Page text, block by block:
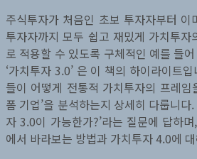
주식투자가 처음인 초보 투자자부터
투자자까지 모두 쉽고 재밌게 가치투
로 적용할 수 있도록 구체적인 예를 들
‘가치투자 3.0’ 은 이 책의 하이라이트
들이 어떻게 전통적 가치투자의 프레임
폼 기업’을 분석하는지 상세히 다룹니다
자 3.0이 가능한가?’라는 질문에 답하
에서 바라보는 방법과 가치투자 4.0에